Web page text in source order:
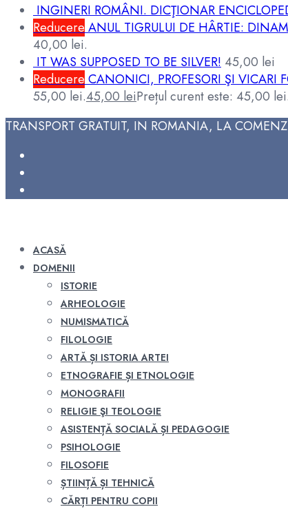
INGINERI ROMÂNI. DICŢIONAR
Reducere ANUL TIGRULUI DE HÂRTIE:
40,00 lei.
IT WAS SUPPOSED TO BE SILVER! 45,00 lei
Reducere CANONICI, PROFESORI ŞI VICARI
55,00 lei.45,00 leiPrețul curent este: 45,00 lei.
TRANSPORT GRATUIT, IN ROMANIA, LA
ACASĂ
DOMENII
ISTORIE
ARHEOLOGIE
NUMISMATICĂ
FILOLOGIE
ARTĂ ȘI ISTORIA ARTEI
ETNOGRAFIE ȘI ETNOLOGIE
MONOGRAFII
RELIGIE ŞI TEOLOGIE
ASISTENȚĂ SOCIALĂ ȘI PEDAGOGIE
PSIHOLOGIE
FILOSOFIE
ȘTIINȚĂ ȘI TEHNICĂ
CĂRȚI PENTRU COPII